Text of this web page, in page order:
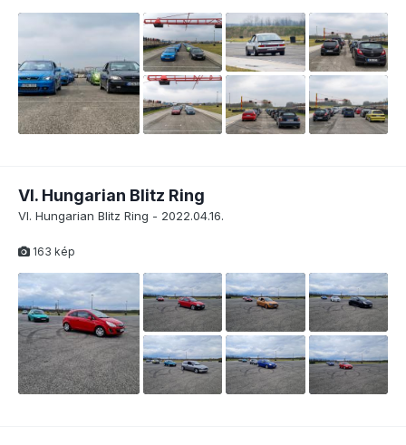
VI. Hungarian Blitz Ring
VI. Hungarian Blitz Ring - 2022.04.16.
163 kép